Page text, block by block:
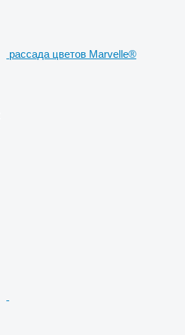
рассада цветов Marvelle®